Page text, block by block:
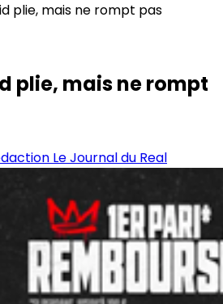
plie, mais ne rompt pas
plie, mais ne rompt
Le Journal du Real